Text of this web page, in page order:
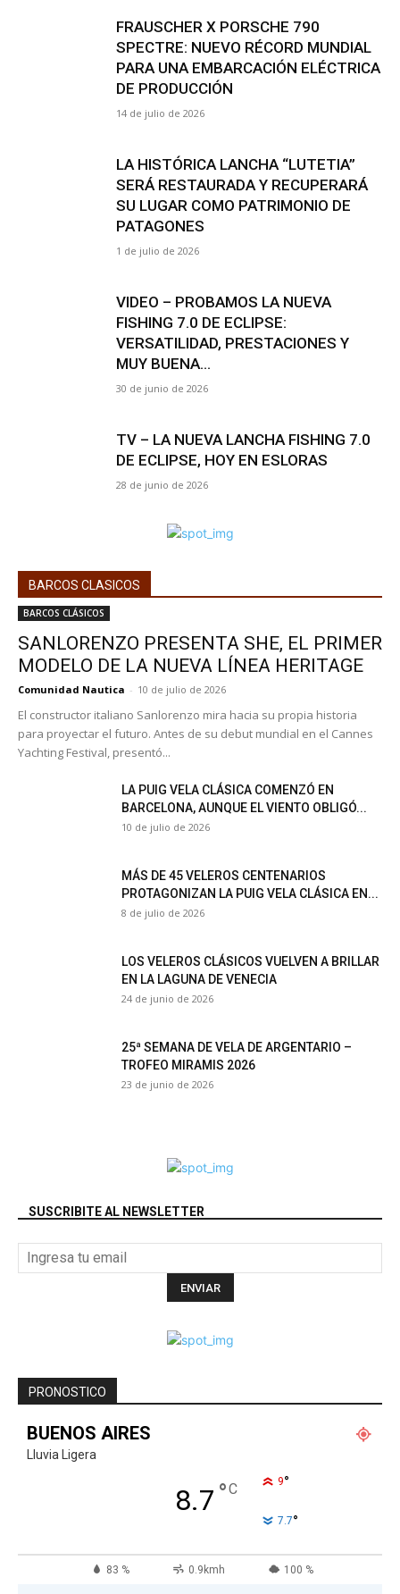
FRAUSCHER X PORSCHE 790
SPECTRE: NUEVO RÉCORD MUNDIAL
PARA UNA EMBARCACIÓN ELÉCTRICA
DE PRODUCCIÓN
14 de julio de 2026
LA HISTÓRICA LANCHA “LUTETIA”
SERÁ RESTAURADA Y RECUPERARÁ
SU LUGAR COMO PATRIMONIO DE
PATAGONES
1 de julio de 2026
VIDEO – PROBAMOS LA NUEVA
FISHING 7.0 DE ECLIPSE:
VERSATILIDAD, PRESTACIONES Y
MUY BUENA...
30 de junio de 2026
TV – LA NUEVA LANCHA FISHING 7.0
DE ECLIPSE, HOY EN ESLORAS
28 de junio de 2026
BARCOS CLASICOS
BARCOS CLÁSICOS
SANLORENZO PRESENTA SHE, EL PRIMER
MODELO DE LA NUEVA LÍNEA HERITAGE
Comunidad Nautica - 10 de julio de 2026
El constructor italiano Sanlorenzo mira hacia su propia historia
para proyectar el futuro. Antes de su debut mundial en el Cannes
Yachting Festival, presentó...
LA PUIG VELA CLÁSICA COMENZÓ EN
BARCELONA, AUNQUE EL VIENTO OBLIGÓ...
10 de julio de 2026
MÁS DE 45 VELEROS CENTENARIOS
PROTAGONIZAN LA PUIG VELA CLÁSICA EN...
8 de julio de 2026
LOS VELEROS CLÁSICOS VUELVEN A BRILLAR
EN LA LAGUNA DE VENECIA
24 de junio de 2026
25ª SEMANA DE VELA DE ARGENTARIO –
TROFEO MIRAMIS 2026
23 de junio de 2026
SUSCRIBITE AL NEWSLETTER
PRONOSTICO
BUENOS AIRES
Lluvia Ligera
8.7 °C 9°
7.7°
83 % 0.9kmh 100 %